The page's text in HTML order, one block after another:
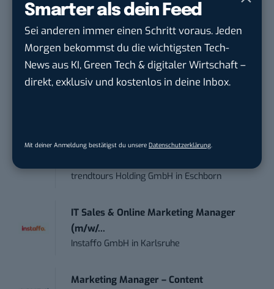
Smarter als dein Feed
Sei anderen immer einen Schritt voraus. Jeden
Morgen bekommst du die wichtigsten Tech-
News aus KI, Green Tech & digitaler Wirtschaft –
direkt, exklusiv und kostenlos in deine Inbox.
Mit deiner Anmeldung bestätigst du unsere Datenschutzerklärung
damit ihren Vorsprung.Hier kannst du dich
kostenlos anmelden.
STELLENANZEIGEN
Anforderungs- und Projektmanager
trendtours Holding GmbH in Eschborn
IT Sales & Online Marketing Manager
(m/w/...
Instaffo GmbH in Karlsruhe
Marketing Manager – Content